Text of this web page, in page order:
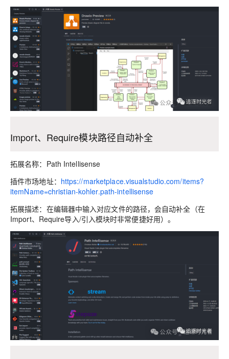
Import、Require模块路径自动补全
拓展名称：Path Intellisense
插件市场地址： https://marketplace.visualstudio.com/items?
itemName=christian-kohler.path-intellisense
拓展描述：在编辑器中输入对应文件的路径，会自动补全（在
Import、Require导入/引入模块时非常便捷好用）。